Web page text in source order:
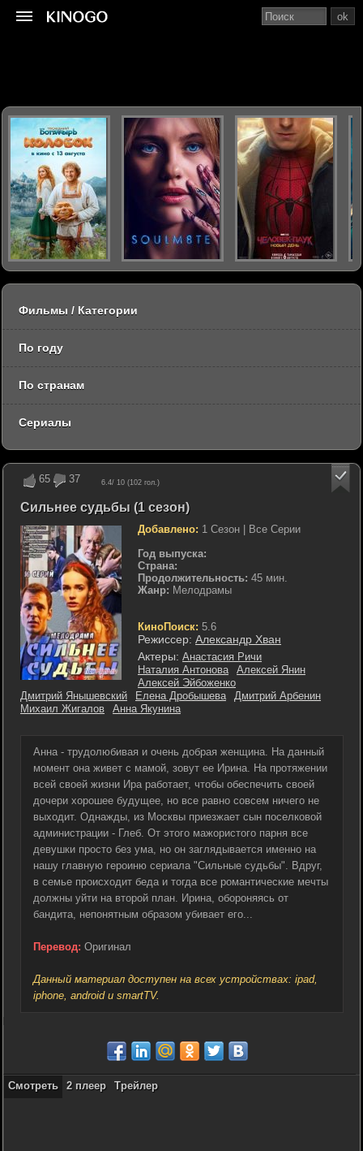
65 37 6.4/ 10 (102 гол.)
Сильнее судьбы (1 сезон)
Добавлено: 1 Сезон | Все Серии
Год выпуска:
Страна:
Продолжительность: 45 мин.
Жанр: Мелодрамы
КиноПоиск: 5.6
Режиссер: Александр Хван
Актеры: Анастасия Ричи
Наталия Антонова
Алексей Янин
Алексей Эйбоженко
Дмитрий Янышевский
Елена Дробышева
Дмитрий Арбенин
Михаил Жигалов
Анна Якунина
Анна - трудолюбивая и очень добрая женщина. На данный
момент она живет с мамой, зовут ее Ирина. На протяжении
всей своей жизни Ира работает, чтобы обеспечить своей
дочери хорошее будущее, но все равно совсем ничего не
выходит. Однажды, из Москвы приезжает сын поселковой
администрации - Глеб. От этого мажористого парня все
девушки просто без ума, но он заглядывается именно на
нашу главную героиню сериала "Сильные судьбы". Вдруг,
в семье происходит беда и тогда все романтические мечты
должны уйти на второй план. Ирина, обороняясь от
бандита, непонятным образом убивает его...
Перевод: Оригинал
Данный материал доступен на всех устройствах: ipad,
iphone, android и smartTV.
Смотреть 2 плеер Трейлер
ok
Фильмы / Категории
По году
По странам
Сериалы